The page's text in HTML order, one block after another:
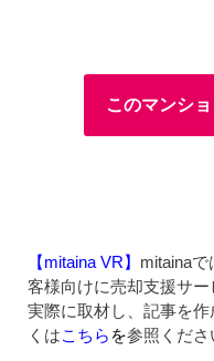
このマンシ
【mitaina VR】 mitaina
客様向けに売却支援サ
実際に取材し、記事を
くはこちら を参照くださ